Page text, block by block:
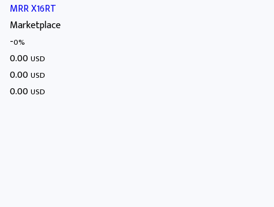
MRR X16RT
Marketplace
-0%
0.00USD
0.00USD
0.00USD